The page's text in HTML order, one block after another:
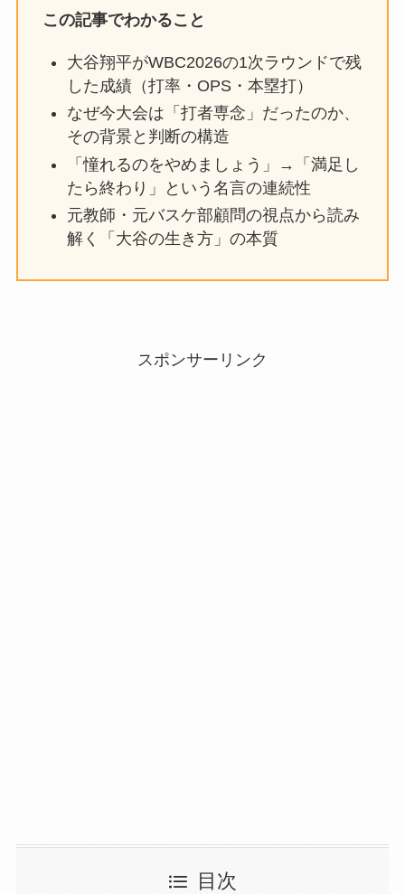
この記事でわかること
大谷翔平がWBC2026の1次ラウンドで残
した成績（打率・OPS・本塁打）
なぜ今大会は「打者専念」だったのか、
その背景と判断の構造
「憧れるのをやめましょう」→「満足し
たら終わり」という名言の連続性
元教師・元バスケ部顧問の視点から読み
解く「大谷の生き方」の本質
スポンサーリンク
目次